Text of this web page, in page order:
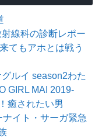
線科の診断レポー
てもアホとは戦う
グルイ season2わた
GIRL MAI 2019-
癒されたい男
ナイト・サーガ緊急